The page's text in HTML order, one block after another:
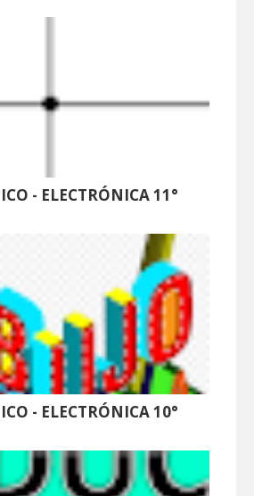
- ELECTRÓNICA 11°
- ELECTRÓNICA 10°